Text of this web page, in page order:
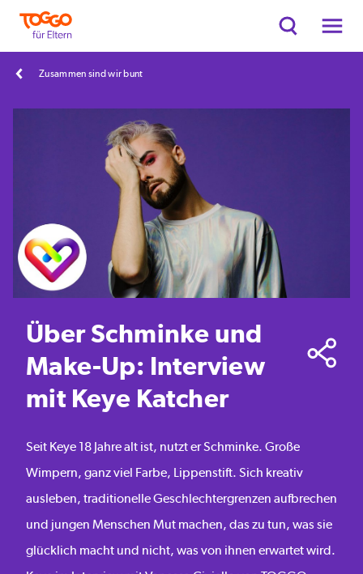
Zusammen sind wir bunt
Über Schminke und
Make-Up: Interview
mit Keye Katcher
Seit Keye 18 Jahre alt ist, nutzt er Schminke. Große
Wimpern, ganz viel Farbe, Lippenstift. Sich kreativ
ausleben, traditionelle Geschlechtergrenzen aufbrechen
und jungen Menschen Mut machen, das zu tun, was sie
glücklich macht und nicht, was von ihnen erwartet wird.